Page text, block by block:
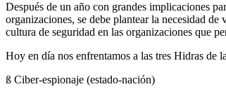
Después de un año con grandes implicaciones
organizaciones, se debe plantear la necesidad
cultura de seguridad en las organizaciones que
Hoy en día nos enfrentamos a las tres Hidras de
ß Ciber-espionaje (estado-nación)